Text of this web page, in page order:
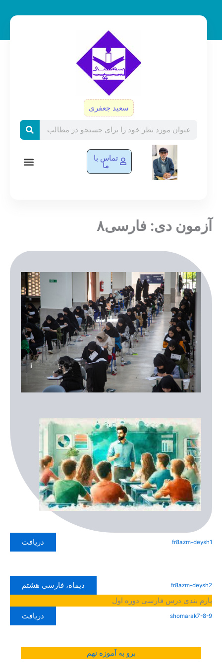
سعید جعفری
تماس با
ما
آزمون دی: فارسی۸
fr8azm-deysh1 دریافت
fr8azm-deysh2
دیماه، فارسی هشتم
بارم بندی درس فارسی دوره اول
shomarak7-8-9 دریافت
برو به آموزه نهم